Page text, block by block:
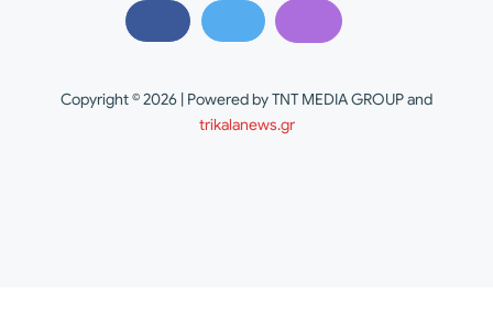
Copyright © 2026 | Powered by TNT MEDIA GROUP and
trikalanews.gr